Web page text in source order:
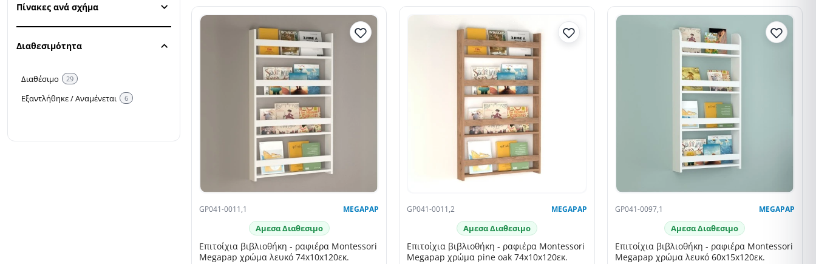
Πίνακες ανά σχήμα
Διαθεσιμότητα
Διαθέσιμο 29
Εξαντλήθηκε / Αναμένεται 6
GP041-0011,1 MEGAPAP
Αμεσα Διαθεσιμο
Επιτοίχια βιβλιοθήκη - ραφιέρα Montessori
Megapap χρώμα λευκό 74x10x120εκ.
GP041-0011,2 MEGAPAP
Αμεσα Διαθεσιμο
Επιτοίχια βιβλιοθήκη - ραφιέρα Montessori
Megapap χρώμα pine oak 74x10x120εκ.
GP041-0097,1 MEGAPAP
Αμεσα Διαθεσιμο
Επιτοίχια βιβλιοθήκη - ραφιέρα Montessori
Megapap χρώμα λευκό 60x15x120εκ.